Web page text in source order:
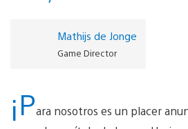
Mathijs de Jonge
Game Director
¡Para nosotros es un placer